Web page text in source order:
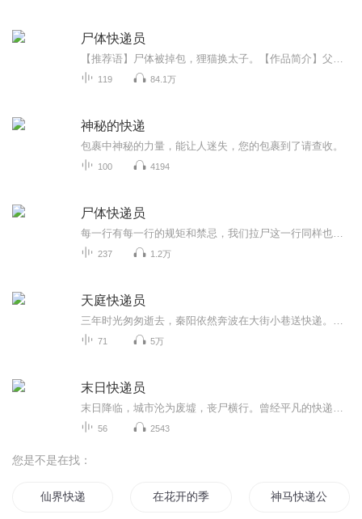
尸体快递员
119 84.1万
神秘的快递
包裹中神秘的力量，能让人迷失，您的包裹到了请查收。
100 4194
尸体快递员
237 1.2万
天庭快递员
71 5万
末日快递员
56 2543
您是不是在找：
仙界快递 在花开的季节绽放 神马快递公司